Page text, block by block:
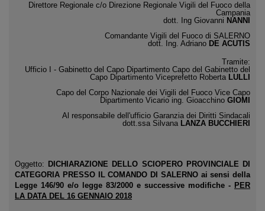
Direttore Regionale c/o Direzione Regionale Vigili del Fuoco della
Campania
dott. Ing Giovanni NANNI
Comandante Vigili del Fuoco di SALERNO
dott. Ing. Adriano DE ACUTIS
Tramite:
Ufficio I - Gabinetto del Capo Dipartimento Capo del Gabinetto del
Capo Dipartimento Viceprefetto Roberta LULLI
Capo del Corpo Nazionale dei Vigili del Fuoco Vice Capo
Dipartimento Vicario ing. Gioacchino GIOMI
Al responsabile dell'ufficio Garanzia dei Diritti Sindacali
dott.ssa Silvana LANZA BUCCHIERI
Oggetto: DICHIARAZIONE DELLO SCIOPERO PROVINCIALE DI
CATEGORIA PRESSO IL COMANDO DI SALERNO ai sensi della
Legge 146/90 e/o legge 83/2000 e successive modifiche - PER
LA DATA DEL 16 GENNAIO 2018